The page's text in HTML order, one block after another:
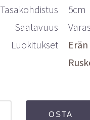
Tasakohdistus
5cm
Saatavuus
Luokitukset
OSTA